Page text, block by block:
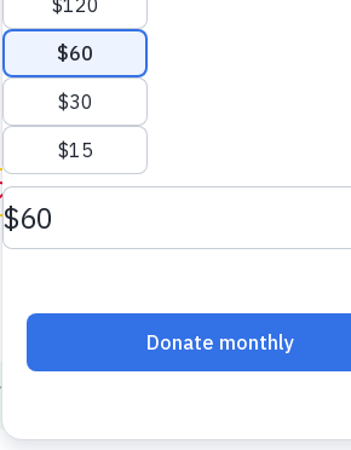
para
in English